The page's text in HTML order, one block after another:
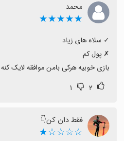
محمد
★★★★★
بازی خوبیه هرکی بامن موافقه لایک کنه
۲ ۱
فقط دان کن👇
☆☆☆☆★